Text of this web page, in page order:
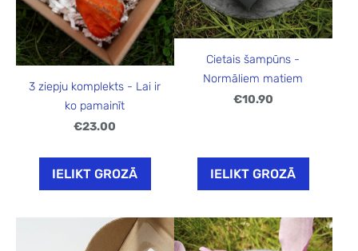
3 ziepju komplekts - Lai ir
ko pamainīt
€23.00
IELIKT GROZĀ
Cietais šampūns -
Normāliem matiem
€10.90
IELIKT GROZĀ